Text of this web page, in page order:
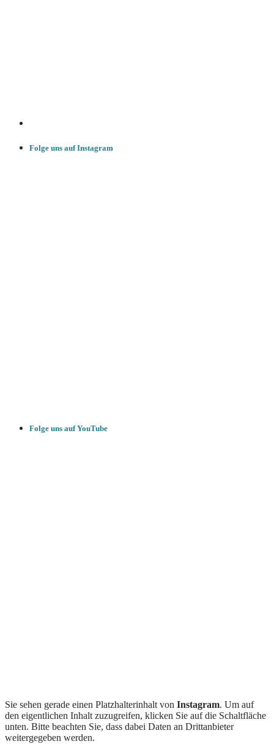
Folge uns auf Instagram
Folge uns auf YouTube
Sie sehen gerade einen Platzhalterinhalt von Instagram. Um auf
den eigentlichen Inhalt zuzugreifen, klicken Sie auf die Schaltfläche
unten. Bitte beachten Sie, dass dabei Daten an Drittanbieter
weitergegeben werden.